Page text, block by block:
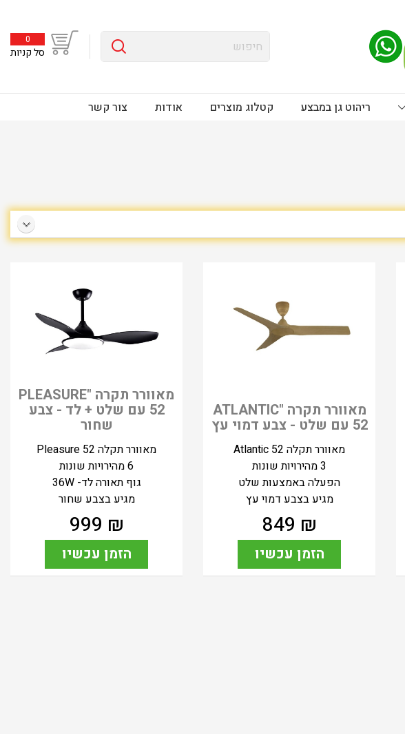
0
סל קניות
ריהוט גן במבצע קטלוג מוצרים אודות
צור קשר
מאוורר תקרה "ATLANTIC
52 עם שלט - צבע דמוי עץ
מאוורר תקלה Atlantic 52
3 מהירויות שונות
הפעלה באמצעות שלט
מגיע בצבע דמוי עץ
₪
849
הזמן עכשיו
מאוורר תקרה "PLEASURE
52 עם שלט + לד - צבע
שחור
מאוורר תקלה Pleasure 52
6 מהירויות שונות
גוף תאורה לד- 36W
מגיע בצבע שחור
₪
999
הזמן עכשיו